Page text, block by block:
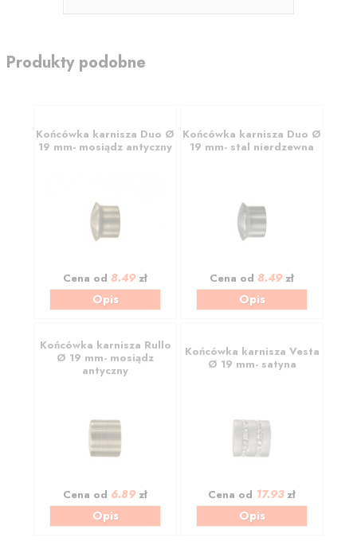
Produkty podobne
Końcówka karnisza Duo Ø
19 mm- mosiądz antyczny
Cena od 8.49 zł
Opis
Końcówka karnisza Duo Ø
19 mm- stal nierdzewna
Cena od 8.49 zł
Opis
Końcówka karnisza Rullo
Ø 19 mm- mosiądz
antyczny
Cena od 6.89 zł
Opis
Końcówka karnisza Vesta
Ø 19 mm- satyna
Cena od 17.93zł
Opis